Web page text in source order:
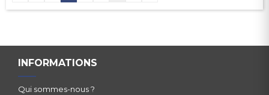
INFORMATIONS
Qui sommes-nous ?